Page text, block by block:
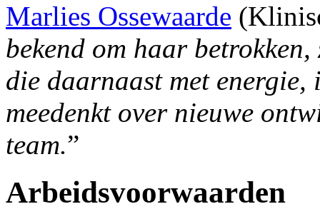
Marlies Ossewaarde
bekend om haar
die daarnaast met
meedenkt over nieuwe
team.”
Arbeidsvoorwaarden